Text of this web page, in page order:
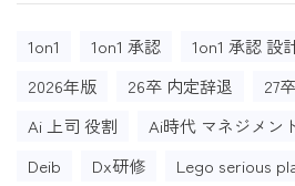
1on1 1on1 承認 1on1 承認 設
2026年版
26卒 内定辞退
27
Ai 上司 役割
Ai時代 マネジメン
Deib
Dx研修 Lego serious